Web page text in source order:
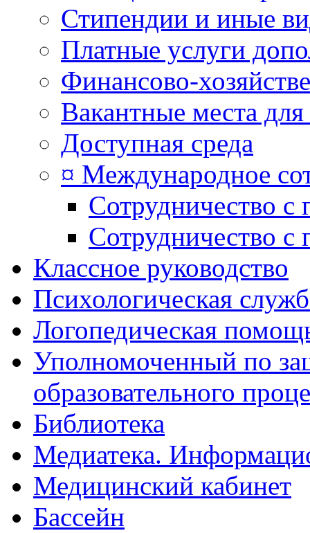
Стипендии и иные
Платные услуги
Финансово-
Вакантные места для
Доступная среда
¤ Международное
Сотрудничество
Сотрудничество с
Классное руководство
Психологическая
Логопедическая
Уполномоченный по
образовательного
Библиотека
Медиатека.
Медицинский кабинет
Бассейн